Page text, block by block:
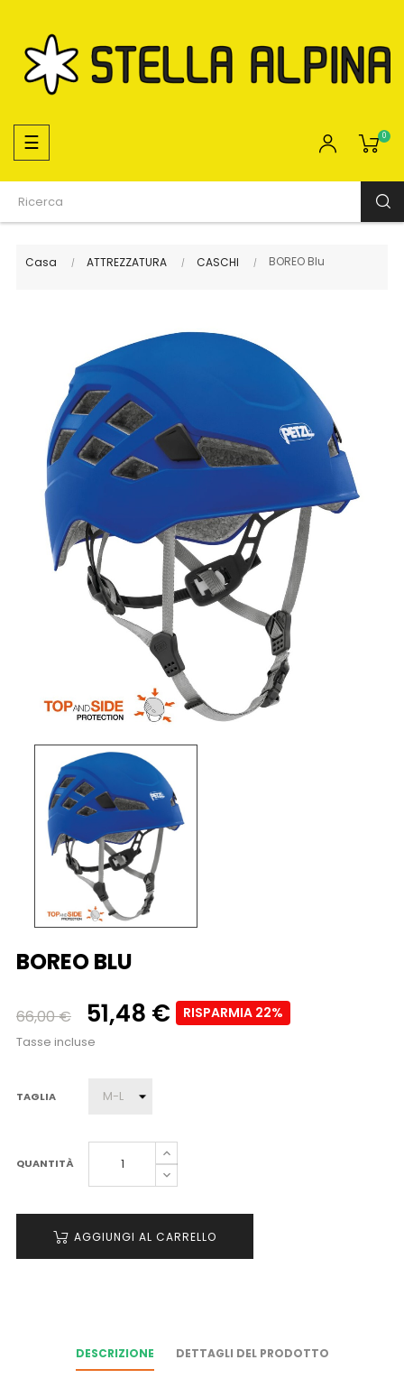
navigazione
Toggle
☰ 0
Casa ATTREZZATURA CASCHI BOREO Blu
BOREO BLU
66,00 € 51,48 € RISPARMIA 22%
Tasse incluse
TAGLIA
QUANTITÀ
AGGIUNGI AL CARRELLO
DESCRIZIONE DETTAGLI DEL PRODOTTO